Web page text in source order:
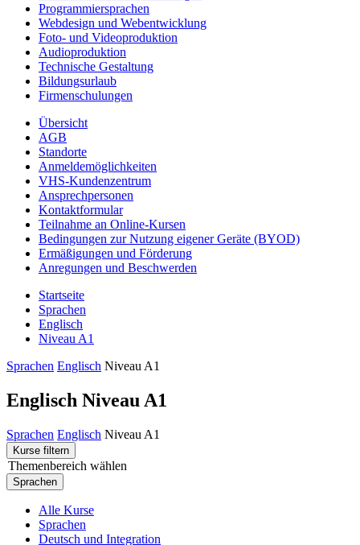
Programmiersprachen
Webdesign und Webentwicklung
Foto- und Videoproduktion
Audioproduktion
Technische Gestaltung
Bildungsurlaub
Firmenschulungen
Übersicht
AGB
Standorte
Anmeldemöglichkeiten
VHS-Kundenzentrum
Ansprechpersonen
Kontaktformular
Teilnahme an Online-Kursen
Bedingungen zur Nutzung eigener Geräte (BYOD)
Ermäßigungen und Förderung
Anregungen und Beschwerden
Startseite
Sprachen
Englisch
Niveau A1
Sprachen Englisch Niveau A1
Englisch Niveau A1
Sprachen Englisch Niveau A1
Kurse filtern
Themenbereich wählen
Sprachen
Alle Kurse
Sprachen
Deutsch und Integration